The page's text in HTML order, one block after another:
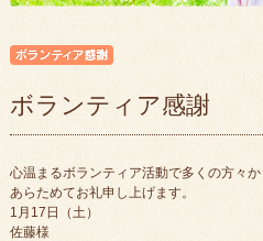
ボランティア感謝
心温まるボランティア活動で多くの方々か
あらためてお礼申し上げます。
1月17日（土）
佐藤様